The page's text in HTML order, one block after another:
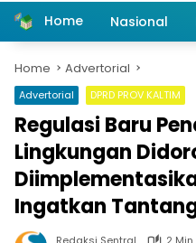
Home Nasional
Home Advertorial
Advertorial DPRD PROV KALTIM
Regulasi Baru
Lingkungan
Ingatkan